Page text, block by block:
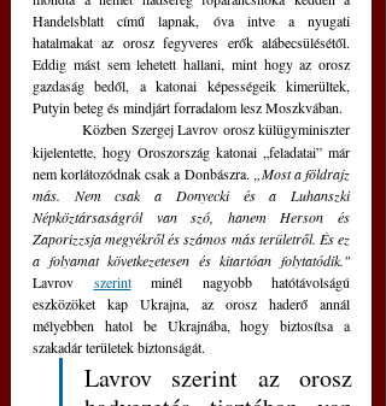
Handelsblatt című lapnak, óva intve a nyugati
hatalmakat az orosz fegyveres erők alábecsülésétől.
Eddig mást sem lehetett hallani, mint hogy az orosz
gazdaság bedől, a katonai képességeik kimerültek,
Putyin beteg és mindjárt forradalom lesz Moszkvában.
Közben Szergej Lavrov orosz külügyminiszter
kijelentette, hogy Oroszország katonai „feladatai” már
nem korlátozódnak csak a Donbászra. „Most a földrajz
más. Nem csak a Donyecki és a Luhanszki
Népköztársaságról van szó, hanem Herson és
Zaporizzsja megyékről és számos más területről. És ez
Lavrov szerint minél nagyobb hatótávolságú
eszközöket kap Ukrajna, az orosz haderő annál
mélyebben hatol be Ukrajnába, hogy biztosítsa a
szakadár területek biztonságát.
Lavrov szerint az orosz